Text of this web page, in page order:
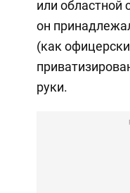
или областной
он
(как
руки.